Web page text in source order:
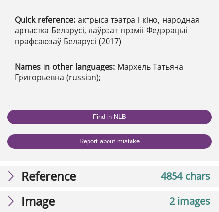
Quick reference: актрыса тэатра і кіно, народная
артыстка Беларусі, лаўрэат прэміі Федэрацыі
прафсаюзаў Беларусі (2017)
Names in other languages: Мархель Татьяна
Григорьевна (russian);
Find in NLB
Report about mistake
4854 chars
Reference
2 images
Image